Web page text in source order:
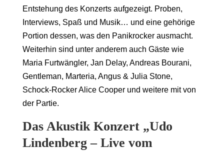
Entstehung des Konzerts aufgezeigt. Proben,
Interviews, Spaß und Musik… und eine gehörige
Portion dessen, was den Panikrocker ausmacht.
Weiterhin sind unter anderem auch Gäste wie
Maria Furtwängler, Jan Delay, Andreas Bourani,
Gentleman, Marteria, Angus & Julia Stone,
Schock-Rocker Alice Cooper und weitere mit von
der Partie.
Das Akustik Konzert „Udo
Lindenberg – Live vom